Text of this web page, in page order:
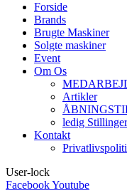
Forside
Brands
Brugte Maskiner
Solgte maskiner
Event
Om Os
Artikler
ledig Stillinger
Kontakt
User-lock
FacebookYoutube